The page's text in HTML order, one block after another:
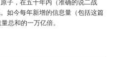
子，在五十年内（准确的说二战
如今每年新增的信息量（包括这篇
总和的一万亿倍。